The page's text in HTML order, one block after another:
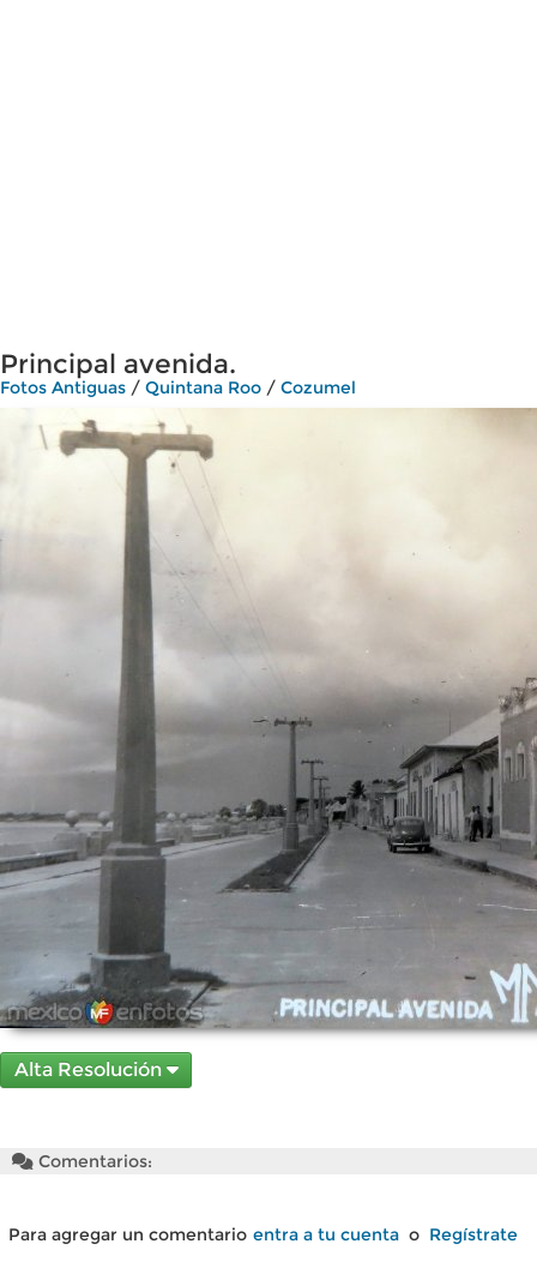
Principal avenida.
Fotos Antiguas / Quintana Roo / Cozumel
Alta Resolución
Comentarios:
Para agregar un comentario entra a tu cuenta o Regístrate